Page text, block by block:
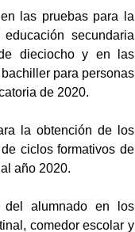
las pruebas para la
secundaria
dieciocho y en las
para personas
de 2020.
la obtención de los
ciclos formativos de
año 2020.
del alumnado en los
comedor escolar y